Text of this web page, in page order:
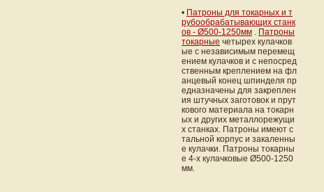
• Патроны для токарных и т
рубообрабатывающих станк
ов - Ø500-1250мм . Патроны
токарные четырех кулачков
ые с независимым перемещ
ением кулачков и с непосред
ственным креплением на фл
анцевый конец шпинделя пр
едназначены для закреплен
ия штучных заготовок и прут
кового материала на токарн
ых и других металлорежущи
х станках. Патроны имеют с
тальной корпус и закаленны
е кулачки. Патроны токарны
е 4-х кулачковые Ø500-1250
мм.